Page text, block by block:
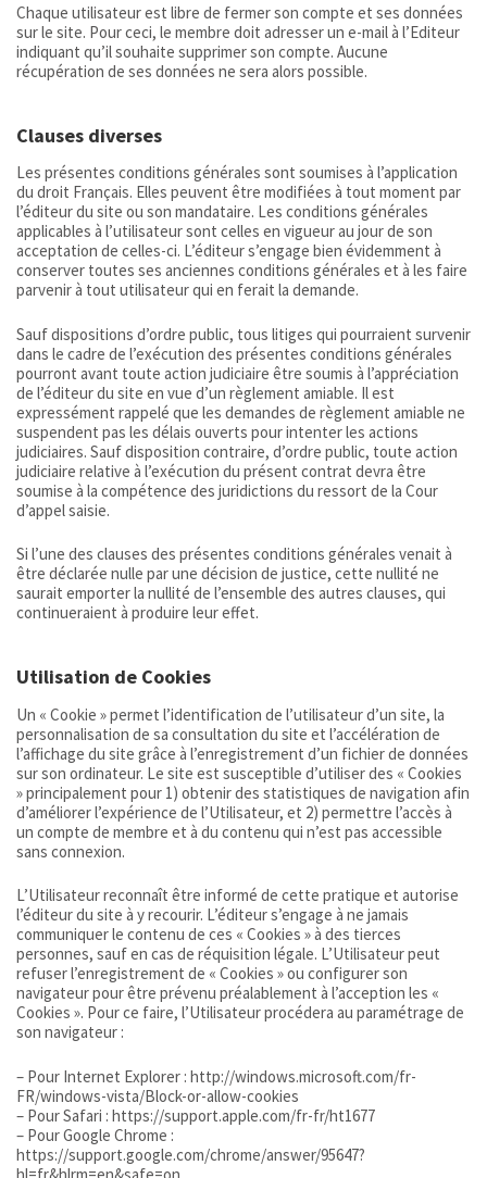
Chaque utilisateur est libre de fermer son compte et ses données
sur le site. Pour ceci, le membre doit adresser un e-mail à l’Editeur
indiquant qu’il souhaite supprimer son compte. Aucune
récupération de ses données ne sera alors possible.
Clauses diverses
Les présentes conditions générales sont soumises à l’application
du droit Français. Elles peuvent être modifiées à tout moment par
l’éditeur du site ou son mandataire. Les conditions générales
applicables à l’utilisateur sont celles en vigueur au jour de son
acceptation de celles-ci. L’éditeur s’engage bien évidemment à
conserver toutes ses anciennes conditions générales et à les faire
parvenir à tout utilisateur qui en ferait la demande.
Sauf dispositions d’ordre public, tous litiges qui pourraient survenir
dans le cadre de l’exécution des présentes conditions générales
pourront avant toute action judiciaire être soumis à l’appréciation
de l’éditeur du site en vue d’un règlement amiable. Il est
expressément rappelé que les demandes de règlement amiable ne
suspendent pas les délais ouverts pour intenter les actions
judiciaires. Sauf disposition contraire, d’ordre public, toute action
judiciaire relative à l’exécution du présent contrat devra être
soumise à la compétence des juridictions du ressort de la Cour
d’appel saisie.
Si l’une des clauses des présentes conditions générales venait à
être déclarée nulle par une décision de justice, cette nullité ne
saurait emporter la nullité de l’ensemble des autres clauses, qui
continueraient à produire leur effet.
Utilisation de Cookies
Un « Cookie » permet l’identification de l’utilisateur d’un site, la
personnalisation de sa consultation du site et l’accélération de
l’affichage du site grâce à l’enregistrement d’un fichier de données
sur son ordinateur. Le site est susceptible d’utiliser des « Cookies
» principalement pour 1) obtenir des statistiques de navigation afin
d’améliorer l’expérience de l’Utilisateur, et 2) permettre l’accès à
un compte de membre et à du contenu qui n’est pas accessible
sans connexion.
L’Utilisateur reconnaît être informé de cette pratique et autorise
l’éditeur du site à y recourir. L’éditeur s’engage à ne jamais
communiquer le contenu de ces « Cookies » à des tierces
personnes, sauf en cas de réquisition légale. L’Utilisateur peut
refuser l’enregistrement de « Cookies » ou configurer son
navigateur pour être prévenu préalablement à l’acception les «
Cookies ». Pour ce faire, l’Utilisateur procédera au paramétrage de
son navigateur :
– Pour Internet Explorer : http://windows.microsoft.com/fr-
FR/windows-vista/Block-or-allow-cookies
– Pour Safari : https://support.apple.com/fr-fr/ht1677
– Pour Google Chrome :
https://support.google.com/chrome/answer/95647?
hl=fr&hlrm=en&safe=on